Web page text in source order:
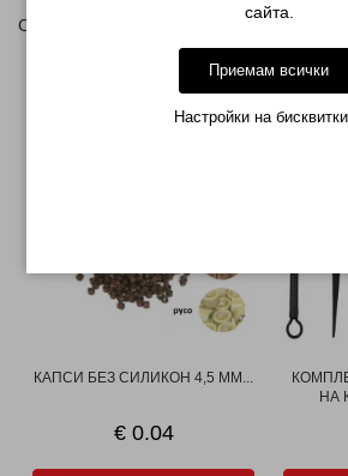
Също така могат да бъдат красив
МОЖЕ ДА
КАПСИ БЕЗ СИЛИКОН 4,5 ММ...
€ 0.04
НА
сайта.
Приемам всички
Настройки на